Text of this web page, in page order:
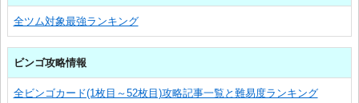
全ツム対象最強ランキング
ビンゴ攻略情報
全ビンゴカード(1枚目～52枚目)攻略記事一覧と難易度ランキング